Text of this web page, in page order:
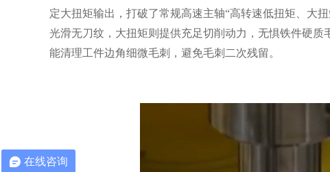
定大扭矩输出，打破了常规高速主轴“高转速低扭矩、大
光滑无刀纹，大扭矩则提供充足切削动力，无惧铁件硬
能清理工件边角细微毛刺，避免毛刺二次残留。
在线咨询